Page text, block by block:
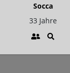
Socca
33 Jahre